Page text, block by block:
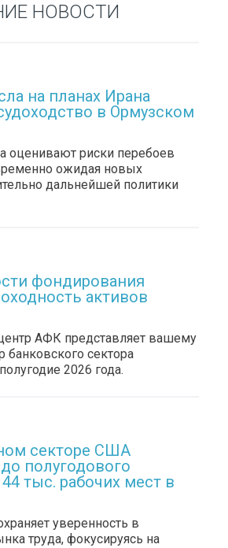
НОВОСТИ
на планах Ирана
в Ормузском
оценивают риски перебоев
ожидая новых
дальнейшей политики
фондирования
активов
АФК представляет вашему
сектора
2026 года.
секторе США
полугодового
тыс. рабочих мест в
уверенность в
труда, фокусируясь на